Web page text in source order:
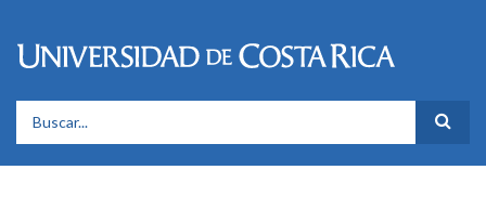
FORMULARIO DE BÚSQUEDA